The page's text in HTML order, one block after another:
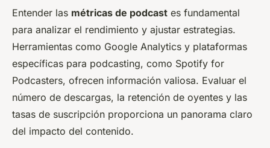
Entender las métricas de podcast es fundamental
para analizar el rendimiento y ajustar estrategias.
Herramientas como Google Analytics y plataformas
específicas para podcasting, como Spotify for
Podcasters, ofrecen información valiosa. Evaluar el
número de descargas, la retención de oyentes y las
tasas de suscripción proporciona un panorama claro
del impacto del contenido.